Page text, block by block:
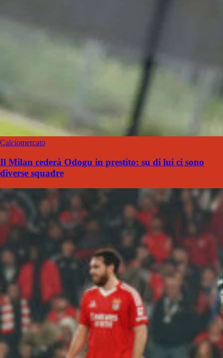
Calciomercato
Il Milan cederà Odogu in prestito: su di lui ci sono
diverse squadre